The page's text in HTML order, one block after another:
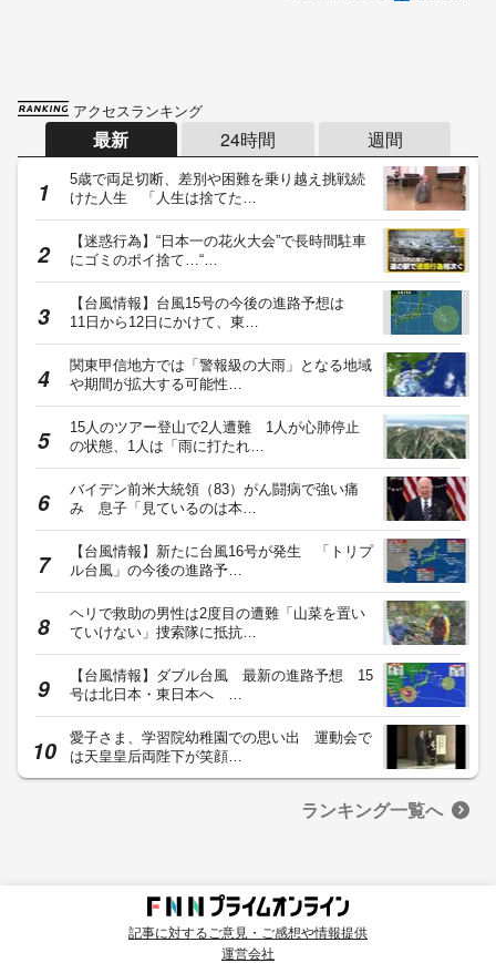
アクセスランキング
最新 24時間 週間
5歳で両足切断、差別や困難を乗り越え挑戦続
けた人生 「人生は捨てた…
【迷惑行為】“日本一の花火大会”で長時間駐車
にゴミのポイ捨て…“…
【台風情報】台風15号の今後の進路予想は
11日から12日にかけて、東…
関東甲信地方では「警報級の大雨」となる地域
や期間が拡大する可能性…
15人のツアー登山で2人遭難 1人が心肺停止
の状態、1人は「雨に打たれ…
バイデン前米大統領（83）がん闘病で強い痛
み 息子「見ているのは本…
【台風情報】新たに台風16号が発生 「トリプ
ル台風」の今後の進路予…
ヘリで救助の男性は2度目の遭難「山菜を置い
ていけない」捜索隊に抵抗…
【台風情報】ダブル台風 最新の進路予想 15
号は北日本・東日本へ …
愛子さま、学習院幼稚園での思い出 運動会で
は天皇皇后両陛下が笑顔…
ランキング一覧へ
記事に対するご意見・ご感想や情報提供
運営会社